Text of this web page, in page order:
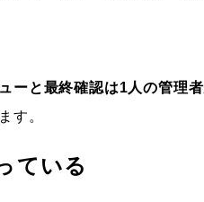
ーと最終確認は1人の管理
す。
ている